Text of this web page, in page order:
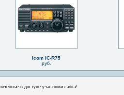
Icom IC-R75
руб.
в доступе участники сайта!